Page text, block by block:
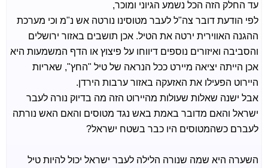
עד החלק הזה הכל נשמע הגיוני ומוכר,
לפי הודעת דובר צה"ל לעבר מטוסינו נורטה אש נ"מ וכי מערכת
ההגנה האווירית ירטה את הטיל. אכן תושבים באזור ירושלים
והסביבה ואיזורים נוספים דיווחו על פיצוץ או הדף המשמעות היא
אכן הייתה יציאה מיירט ככל הנראה של טיל "החץ", שאריות
היירוט הפעילו את האזעקה באזור ערבות הירדן.
אבל ישנה שאלות שעולות מהיירוט הזה מה בדיוק נורה לעבר
ישראל והאם מדובר באמת באש נגד מטוסים והאם האש נורתה
לעברם כשהמטוסים היו כבר בשטח ישראל?
השערה היא שמה שנורה הלילה לעבר ישראל יכול להיות טיל